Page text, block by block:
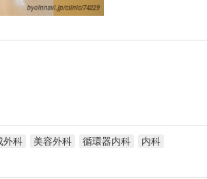
外科 美容外科 循環器内科 内科